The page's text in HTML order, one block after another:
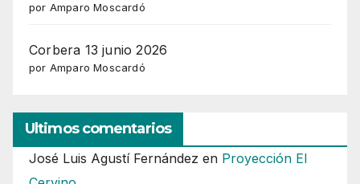
por Amparo Moscardó
Corbera 13 junio 2026
por Amparo Moscardó
Ultimos comentarios
José Luis Agustí Fernández en Proyección El